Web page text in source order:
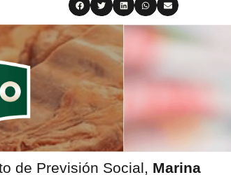
de Previsión Social, Marina